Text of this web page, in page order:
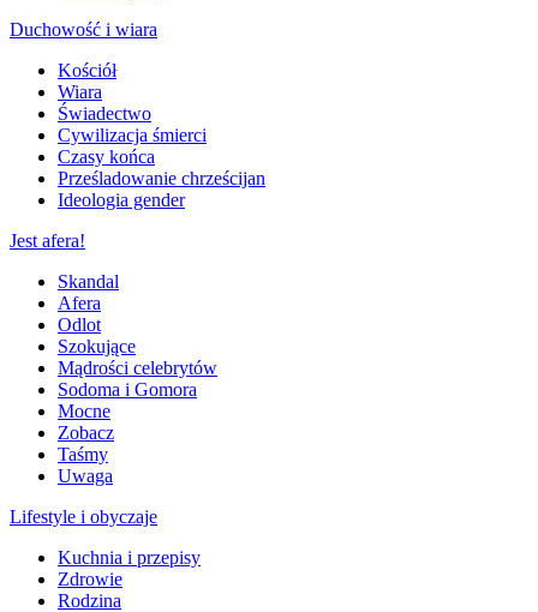
Duchowość i wiara
Kościół
Wiara
Świadectwo
Cywilizacja śmierci
Czasy końca
Prześladowanie chrześcijan
Ideologia gender
Jest afera!
Skandal
Afera
Odlot
Szokujące
Mądrości celebrytów
Sodoma i Gomora
Mocne
Zobacz
Taśmy
Uwaga
Lifestyle i obyczaje
Kuchnia i przepisy
Zdrowie
Rodzina